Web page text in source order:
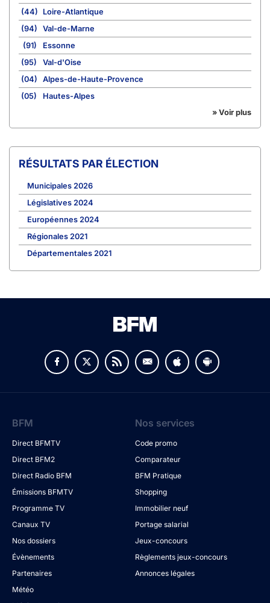
(44)
Loire-Atlantique
(94)
Val-de-Marne
(91)
Essonne
(95)
Val-d'Oise
(04)
Alpes-de-Haute-Provence
(05)
Hautes-Alpes
» Voir plus
RÉSULTATS PAR ÉLECTION
Municipales 2026
Législatives 2024
Européennes 2024
Régionales 2021
Départementales 2021
BFM
Direct BFMTV
Direct BFM2
Direct Radio BFM
Émissions BFMTV
Programme TV
Canaux TV
Nos dossiers
Évènements
Partenaires
Météo
Nos services
Code promo
Comparateur
BFM Pratique
Shopping
Immobilier neuf
Portage salarial
Jeux-concours
Règlements jeux-concours
Annonces légales